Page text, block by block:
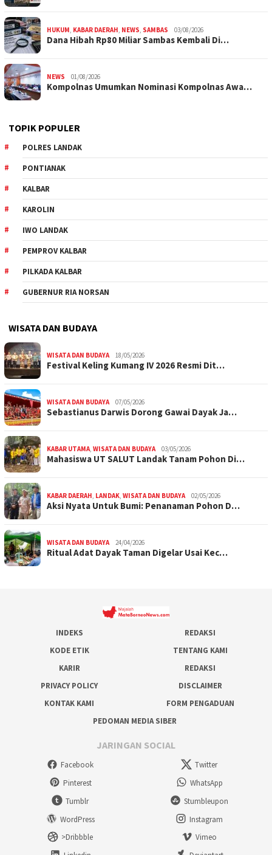
HUKUM, KABAR DAERAH, NEWS, SAMBAS 03/08/2026
Dana Hibah Rp80 Miliar Sambas Kembali Di…
NEWS 01/08/2026
Kompolnas Umumkan Nominasi Kompolnas Awa…
TOPIK POPULER
POLRES LANDAK
PONTIANAK
KALBAR
KAROLIN
IWO LANDAK
PEMPROV KALBAR
PILKADA KALBAR
GUBERNUR RIA NORSAN
WISATA DAN BUDAYA
WISATA DAN BUDAYA 18/05/2026
Festival Keling Kumang IV 2026 Resmi Dit…
WISATA DAN BUDAYA 07/05/2026
Sebastianus Darwis Dorong Gawai Dayak Ja…
KABAR UTAMA, WISATA DAN BUDAYA 03/05/2026
Mahasiswa UT SALUT Landak Tanam Pohon Di…
KABAR DAERAH, LANDAK, WISATA DAN BUDAYA 02/05/2026
Aksi Nyata Untuk Bumi: Penanaman Pohon D…
WISATA DAN BUDAYA 24/04/2026
Ritual Adat Dayak Taman Digelar Usai Kec…
INDEKS
REDAKSI
KODE ETIK
TENTANG KAMI
KARIR
REDAKSI
PRIVACY POLICY
DISCLAIMER
KONTAK KAMI
FORM PENGADUAN
PEDOMAN MEDIA SIBER
JARINGAN SOCIAL
Facebook
Twitter
Pinterest
WhatsApp
Tumblr
Stumbleupon
WordPress
Instagram
>Dribbble
Vimeo